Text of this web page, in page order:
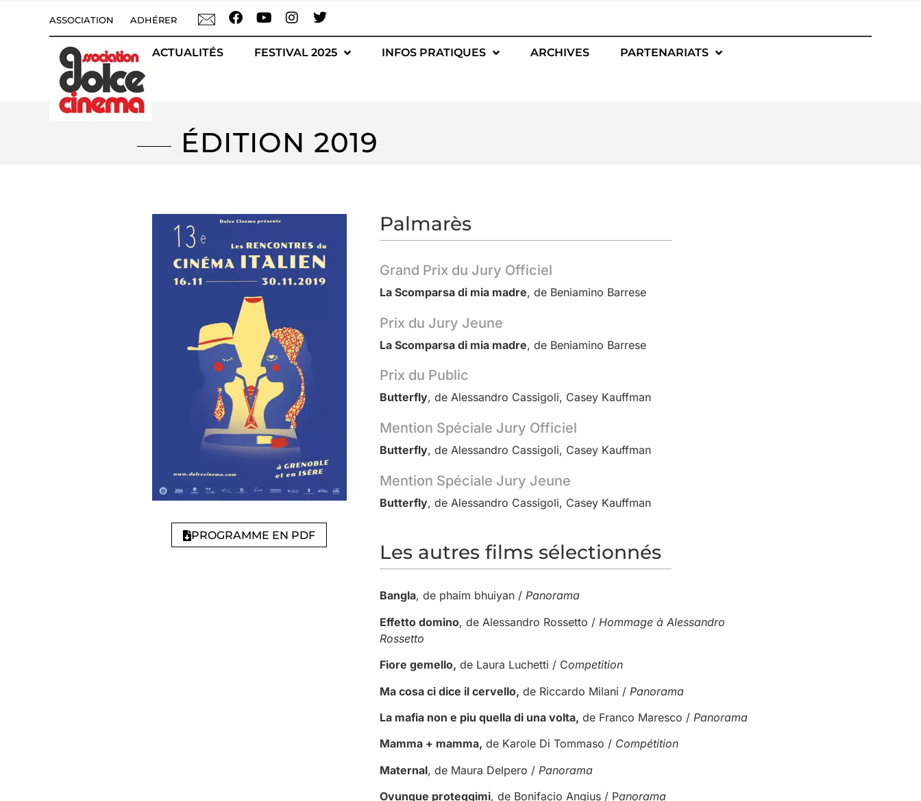
ASSOCIATION ADHÉRER
ACTUALITÉS FESTIVAL 2025 INFOS PRATIQUES ARCHIVES PARTENARIATS
ÉDITION 2019
PROGRAMME EN PDF
Palmarès
Grand Prix du Jury Officiel
La Scomparsa di mia madre, de Beniamino Barrese
Prix du Jury Jeune
La Scomparsa di mia madre, de Beniamino Barrese
Prix du Public
Butterfly, de Alessandro Cassigoli, Casey Kauffman
Mention Spéciale Jury Officiel
Butterfly, de Alessandro Cassigoli, Casey Kauffman
Mention Spéciale Jury Jeune
Butterfly, de Alessandro Cassigoli, Casey Kauffman
Les autres films sélectionnés
Bangla, de phaim bhuiyan / Panorama
Effetto domino, de Alessandro Rossetto / Hommage à Alessandro
Rossetto
Fiore gemello, de Laura Luchetti / Competition
Ma cosa ci dice il cervello, de Riccardo Milani / Panorama
La mafia non e piu quella di una volta, de Franco Maresco / Panorama
Mamma + mamma, de Karole Di Tommaso / Compétition
Maternal, de Maura Delpero / Panorama
Ovunque proteggimi, de Bonifacio Angius / Panorama